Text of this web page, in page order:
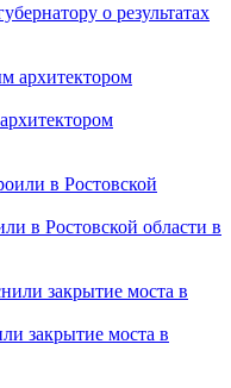
о результатах
в Ростовской области в
закрытие моста в